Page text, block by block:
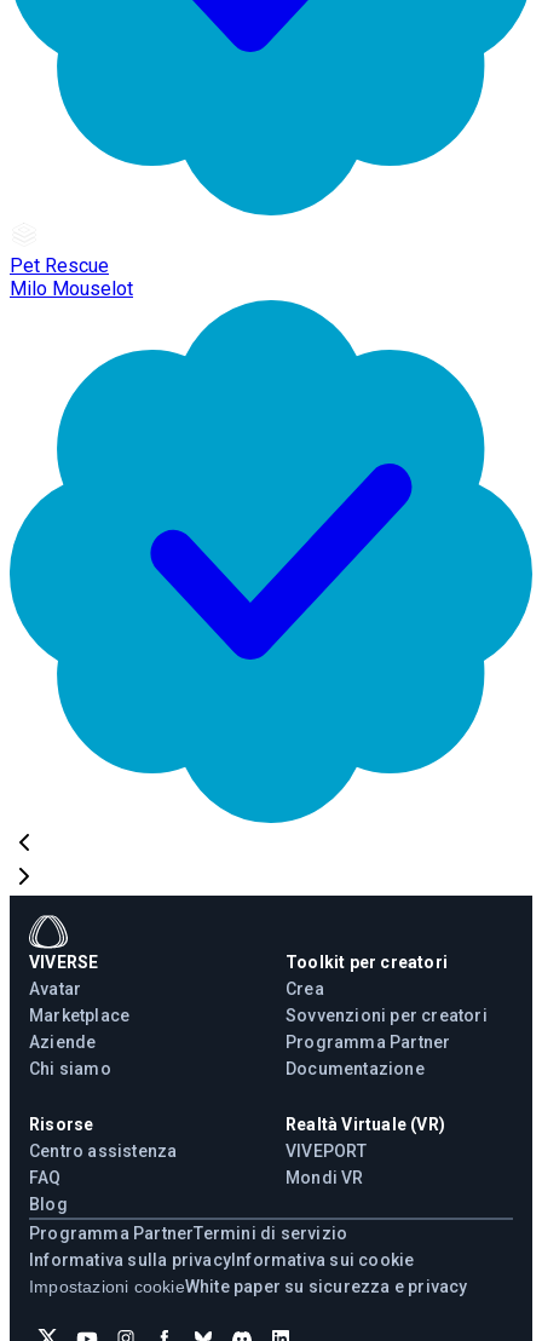
Pet Rescue
Milo Mouselot
VIVERSE
Avatar
Marketplace
Aziende
Chi siamo
Toolkit per creatori
Crea
Sovvenzioni per creatori
Programma Partner
Documentazione
Risorse
Centro assistenza
FAQ
Blog
Realtà Virtuale (VR)
VIVEPORT
Mondi VR
Programma PartnerTermini di servizio
Informativa sulla privacyInformativa sui cookie
Impostazioni cookieWhite paper su sicurezza e privacy